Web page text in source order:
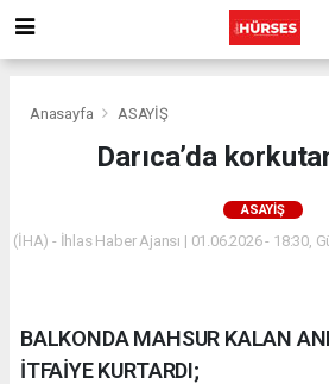
Anasayfa ASAYİŞ
Darıca’da
ASAYİŞ
(İHA) - İhlas Haber Ajansı | 01.06.2026 - 18:30,
BALKONDA MAHSUR KALAN
İTFAİYE KURTARDI;